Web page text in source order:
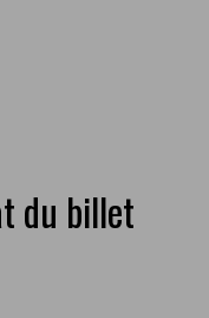
du billet